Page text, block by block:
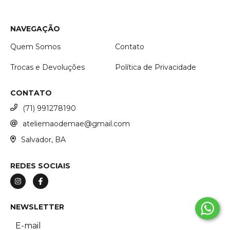
NAVEGAÇÃO
Quem Somos
Contato
Trocas e Devoluções Política de Privacidade
CONTATO
(71) 991278190
ateliemaodemae@gmail.com
Salvador, BA
REDES SOCIAIS
NEWSLETTER